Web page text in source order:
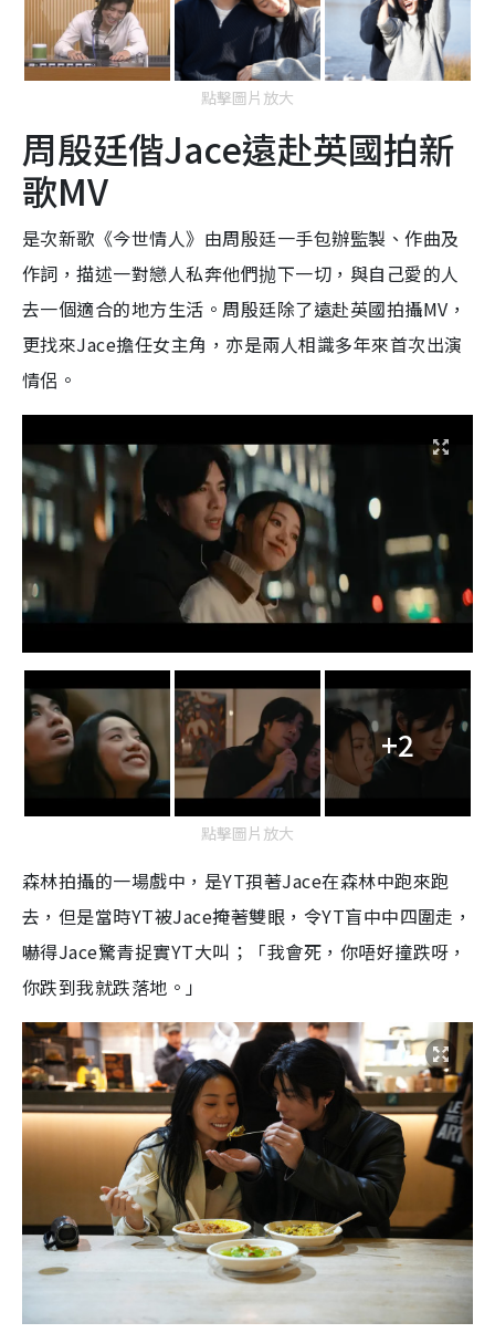
點擊圖片放大
周殷廷偕Jace遠赴英國拍新
歌MV
是次新歌《今世情人》由周殷廷一手包辦監製、作曲及
作詞，描述一對戀人私奔他們抛下一切，與自己愛的人
去一個適合的地方生活。周殷廷除了遠赴英國拍攝MV，
更找來Jace擔任女主角，亦是兩人相識多年來首次出演
情侶。
+2
點擊圖片放大
森林拍攝的一場戲中，是YT孭著Jace在森林中跑來跑
去，但是當時YT被Jace掩著雙眼，令YT盲中中四圍走，
嚇得Jace驚青捉實YT大叫；「我會死，你唔好撞跌呀，
你跌到我就跌落地。」